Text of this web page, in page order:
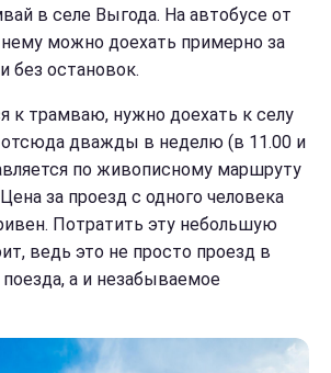
в селе Выгода. На автобусе от
можно доехать примерно за
без остановок.
к трамваю, нужно доехать к селу
дважды в неделю (в 11.00 и
по живописному маршруту
за проезд с одного человека
Потратить эту небольшую
ведь это не просто проезд в
а и незабываемое